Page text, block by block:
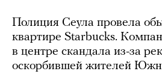
Полиция Сеула провела
квартире Starbucks.
в центре скандала из-за
оскорбившей жителей